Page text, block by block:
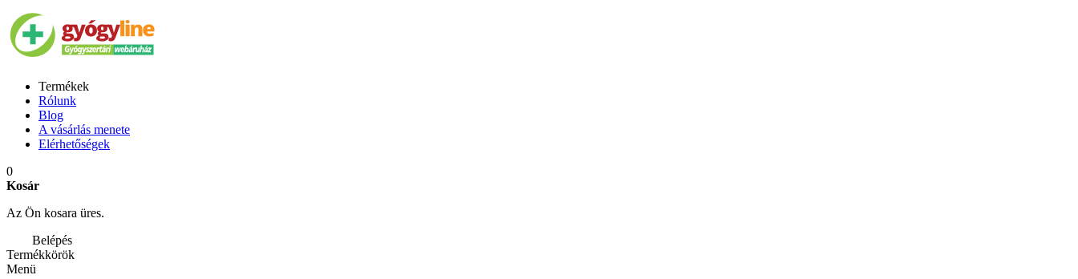
Termékek
Rólunk
Blog
A vásárlás menete
Elérhetőségek
0
Kosár
Az Ön kosara üres.
Belépés
Termékkörök
Menü